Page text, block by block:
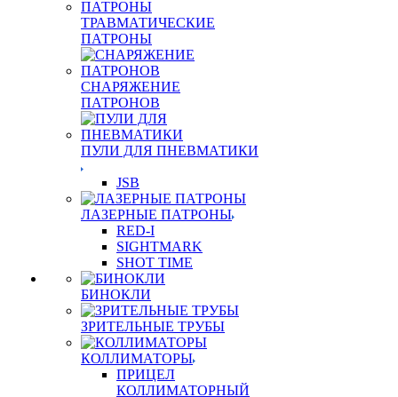
ТРАВМАТИЧЕСКИЕ
ПАТРОНЫ
СНАРЯЖЕНИЕ
ПАТРОНОВ
ПУЛИ ДЛЯ ПНЕВМАТИКИ
JSB
ЛАЗЕРНЫЕ ПАТРОНЫ
RED-I
SIGHTMARK
SHOT TIME
БИНОКЛИ
ЗРИТЕЛЬНЫЕ ТРУБЫ
КОЛЛИМАТОРЫ
ПРИЦЕЛ
КОЛЛИМАТОРНЫЙ